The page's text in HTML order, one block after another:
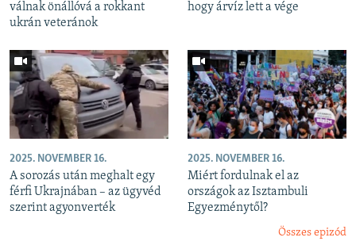
válnak önállóvá a rokkant
ukrán veteránok
hogy árvíz lett a vége
2025. NOVEMBER 16.
A sorozás után meghalt egy
férfi Ukrajnában – az ügyvéd
szerint agyonverték
2025. NOVEMBER 16.
Miért fordulnak el az
országok az Isztambuli
Egyezménytől?
Összes epizód